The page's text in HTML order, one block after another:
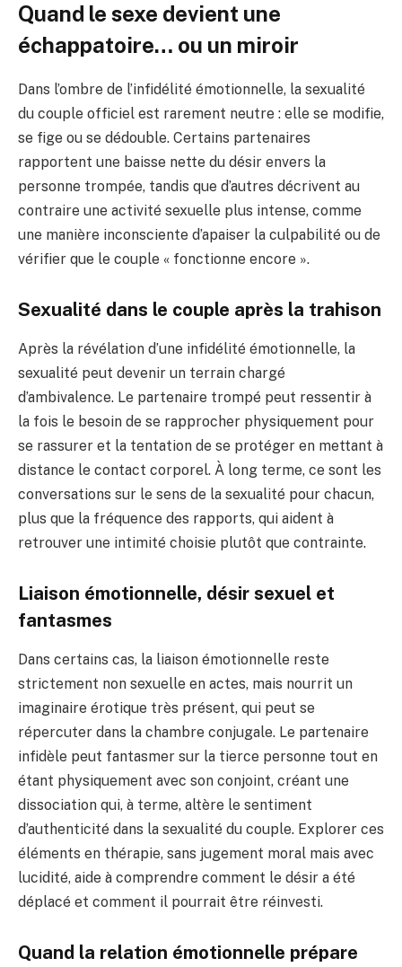
Quand le sexe devient une
échappatoire… ou un miroir
Dans l’ombre de l’infidélité émotionnelle, la sexualité
du couple officiel est rarement neutre : elle se modifie,
se fige ou se dédouble. Certains partenaires
rapportent une baisse nette du désir envers la
personne trompée, tandis que d’autres décrivent au
contraire une activité sexuelle plus intense, comme
une manière inconsciente d’apaiser la culpabilité ou de
vérifier que le couple « fonctionne encore ».
Sexualité dans le couple après la trahison
Après la révélation d’une infidélité émotionnelle, la
sexualité peut devenir un terrain chargé
d’ambivalence. Le partenaire trompé peut ressentir à
la fois le besoin de se rapprocher physiquement pour
se rassurer et la tentation de se protéger en mettant à
distance le contact corporel. À long terme, ce sont les
conversations sur le sens de la sexualité pour chacun,
plus que la fréquence des rapports, qui aident à
retrouver une intimité choisie plutôt que contrainte.
Liaison émotionnelle, désir sexuel et
fantasmes
Dans certains cas, la liaison émotionnelle reste
strictement non sexuelle en actes, mais nourrit un
imaginaire érotique très présent, qui peut se
répercuter dans la chambre conjugale. Le partenaire
infidèle peut fantasmer sur la tierce personne tout en
étant physiquement avec son conjoint, créant une
dissociation qui, à terme, altère le sentiment
d’authenticité dans la sexualité du couple. Explorer ces
éléments en thérapie, sans jugement moral mais avec
lucidité, aide à comprendre comment le désir a été
déplacé et comment il pourrait être réinvesti.
Quand la relation émotionnelle prépare